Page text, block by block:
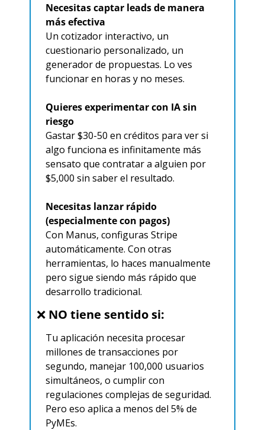
Necesitas captar leads de manera
más efectiva
Un cotizador interactivo, un
cuestionario personalizado, un
generador de propuestas. Lo ves
funcionar en horas y no meses.
Quieres experimentar con IA sin
riesgo
Gastar $30-50 en créditos para ver si
algo funciona es infinitamente más
sensato que contratar a alguien por
$5,000 sin saber el resultado.
Necesitas lanzar rápido
(especialmente con pagos)
Con Manus, configuras Stripe
automáticamente. Con otras
herramientas, lo haces manualmente
pero sigue siendo más rápido que
desarrollo tradicional.
❌ NO tiene sentido si:
Tu aplicación necesita procesar
millones de transacciones por
segundo, manejar 100,000 usuarios
simultáneos, o cumplir con
regulaciones complejas de seguridad.
Pero eso aplica a menos del 5% de
PyMEs.